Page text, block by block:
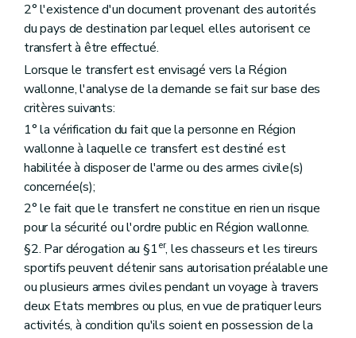
2° l'existence d'un document provenant des autorités
du pays de destination par lequel elles autorisent ce
transfert à être effectué.
Lorsque le transfert est envisagé vers la Région
wallonne, l'analyse de la demande se fait sur base des
critères suivants:
1° la vérification du fait que la personne en Région
wallonne à laquelle ce transfert est destiné est
habilitée à disposer de l'arme ou des armes civile(s)
concernée(s);
2° le fait que le transfert ne constitue en rien un risque
pour la sécurité ou l'ordre public en Région wallonne.
§2. Par dérogation au §1er, les chasseurs et les tireurs
sportifs peuvent détenir sans autorisation préalable une
ou plusieurs armes civiles pendant un voyage à travers
deux Etats membres ou plus, en vue de pratiquer leurs
activités, à condition qu'ils soient en possession de la